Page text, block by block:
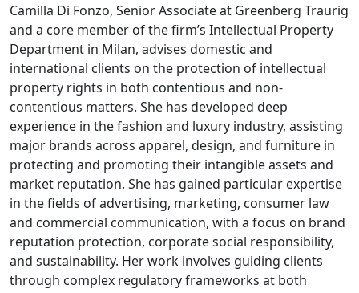
Camilla Di Fonzo, Senior Associate at Greenberg Traurig
and a core member of the firm’s Intellectual Property
Department in Milan, advises domestic and
international clients on the protection of intellectual
property rights in both contentious and non-
contentious matters. She has developed deep
experience in the fashion and luxury industry, assisting
major brands across apparel, design, and furniture in
protecting and promoting their intangible assets and
market reputation. She has gained particular expertise
in the fields of advertising, marketing, consumer law
and commercial communication, with a focus on brand
reputation protection, corporate social responsibility,
and sustainability. Her work involves guiding clients
through complex regulatory frameworks at both